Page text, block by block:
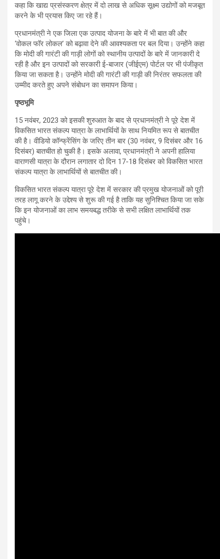
कहा कि खाद्य प्रसंस्करण क्षेत्र में दो लाख से अधिक सूक्ष्म उद्योगों को मजबूत
करने के भी प्रयास किए जा रहे हैं।
प्रधानमंत्री ने एक जिला एक उत्पाद योजना के बारे में भी बात की और
‘वोकल फॉर लोकल’ को बढ़ावा देने की आवश्यकता पर बल दिया। उन्होंने कहा
कि मोदी की गारंटी की गाड़ी लोगों को स्थानीय उत्पादों के बारे में जानकारी दे
रही है और इन उत्पादों को सरकारी ई-बाजार (जीईएम) पोर्टल पर भी पंजीकृत
किया जा सकता है। उन्होंने मोदी की गारंटी की गाड़ी की निरंतर सफलता की
उम्मीद करते हुए अपने संबोधन का समापन किया।
पृष्ठभूमि
15 नवंबर, 2023 को इसकी शुरुआत के बाद से प्रधानमंत्री ने पूरे देश में
विकसित भारत संकल्प यात्रा के लाभार्थियों के साथ नियमित रूप से बातचीत
की है। वीडियो कॉन्फ्रेंसिंग के जरिए तीन बार (30 नवंबर, 9 दिसंबर और 16
दिसंबर) बातचीत हो चुकी है। इसके अलावा, प्रधानमंत्री ने अपनी हालिया
वाराणसी यात्रा के दौरान लगातार दो दिन 17-18 दिसंबर को विकसित भारत
संकल्प यात्रा के लाभार्थियों से बातचीत की।
विकसित भारत संकल्प यात्रा पूरे देश में सरकार की प्रमुख योजनाओं को पूरी
तरह लागू करने के उद्देश्य से शुरू की गई है ताकि यह सुनिश्चित किया जा सके
कि इन योजनाओं का लाभ समयबद्ध तरीके से सभी लक्षित लाभार्थियों तक
पहुंचे।